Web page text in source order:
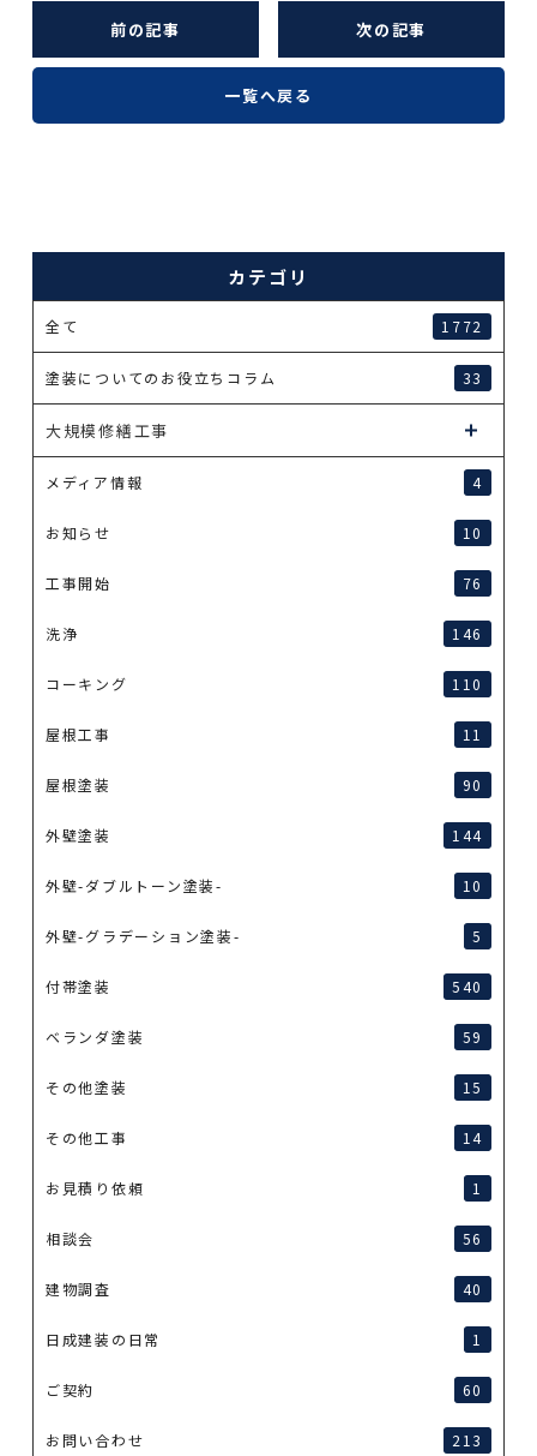
前の記事 次の記事
一覧へ戻る
カテゴリ
全て 1772
塗装についてのお役立ちコラム 33
大規模修繕工事
メディア情報 4
お知らせ 10
工事開始 76
洗浄 146
コーキング 110
屋根工事 11
屋根塗装 90
外壁塗装 144
外壁-ダブルトーン塗装- 10
外壁-グラデーション塗装- 5
付帯塗装 540
ベランダ塗装 59
その他塗装 15
その他工事 14
お見積り依頼 1
相談会 56
建物調査 40
日成建装の日常 1
ご契約 60
お問い合わせ 213